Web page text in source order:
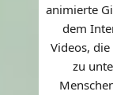
animierte
dem
Videos,
zu